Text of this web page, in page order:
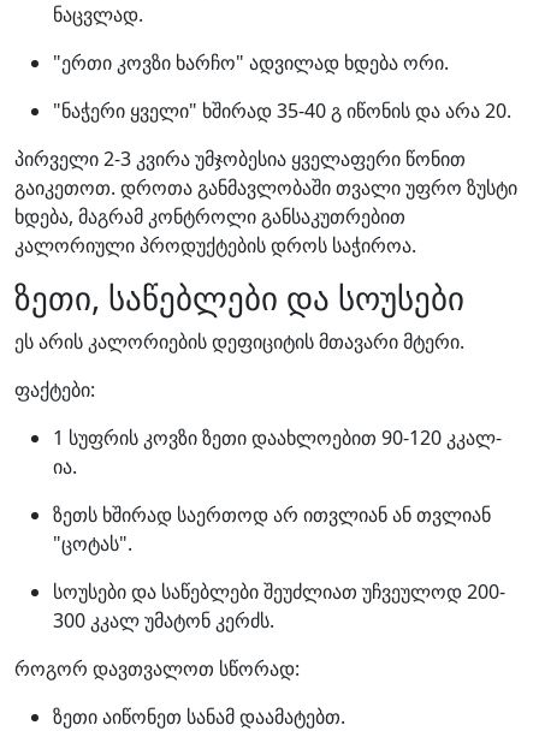
ნაცვლად.
"ერთი კოვზი ხარჩო" ადვილად ხდება ორი.
"ნაჭერი ყველი" ხშირად 35-40 გ იწონის და არა 20.
პირველი 2-3 კვირა უმჯობესია ყველაფერი წონით
გაიკეთოთ. დროთა განმავლობაში თვალი უფრო ზუსტი
ხდება, მაგრამ კონტროლი განსაკუთრებით
კალორიული პროდუქტების დროს საჭიროა.
ზეთი, საწებლები და სოუსები
ეს არის კალორიების დეფიციტის მთავარი მტერი.
ფაქტები:
1 სუფრის კოვზი ზეთი დაახლოებით 90-120 კკალ-
ია.
ზეთს ხშირად საერთოდ არ ითვლიან ან თვლიან
"ცოტას".
სოუსები და საწებლები შეუძლიათ უჩვეულოდ 200-
300 კკალ უმატონ კერძს.
როგორ დავთვალოთ სწორად:
ზეთი აიწონეთ სანამ დაამატებთ.